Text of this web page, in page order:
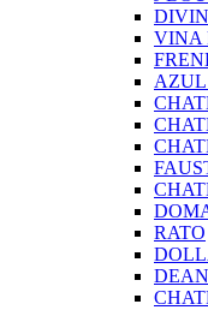
VINA
AZUL
RATO